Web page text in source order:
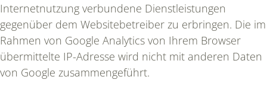
Internetnutzung verbundene Dienstleistungen
gegenüber dem Websitebetreiber zu erbringen. Die im
Rahmen von Google Analytics von Ihrem Browser
übermittelte IP-Adresse wird nicht mit anderen Daten
von Google zusammengeführt.